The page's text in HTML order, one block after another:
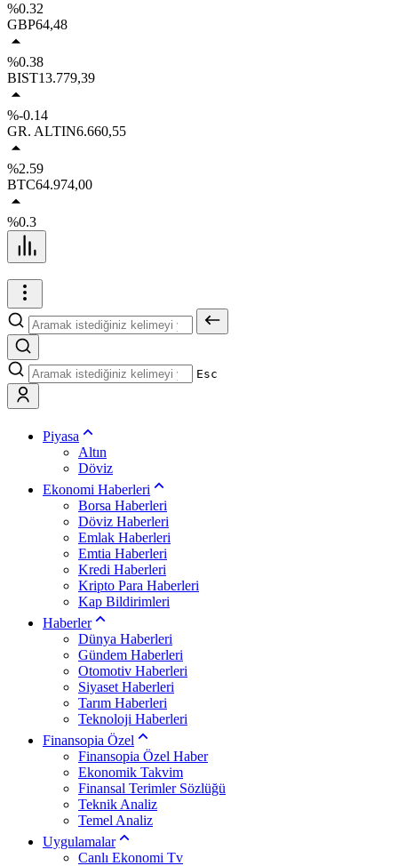
%0.32
GBP64,48
%0.38
BIST13.779,39
%-0.14
GR. ALTIN6.660,55
%2.59
BTC64.974,00
%0.3
Esc
Piyasa
Altın
Döviz
Ekonomi Haberleri
Borsa Haberleri
Döviz Haberleri
Emlak Haberleri
Emtia Haberleri
Kredi Haberleri
Kripto Para Haberleri
Kap Bildirimleri
Haberler
Dünya Haberleri
Gündem Haberleri
Otomotiv Haberleri
Siyaset Haberleri
Tarım Haberleri
Teknoloji Haberleri
Finansopia Özel
Finansopia Özel Haber
Ekonomik Takvim
Finansal Terimler Sözlüğü
Teknik Analiz
Temel Analiz
Uygulamalar
Canlı Ekonomi Tv